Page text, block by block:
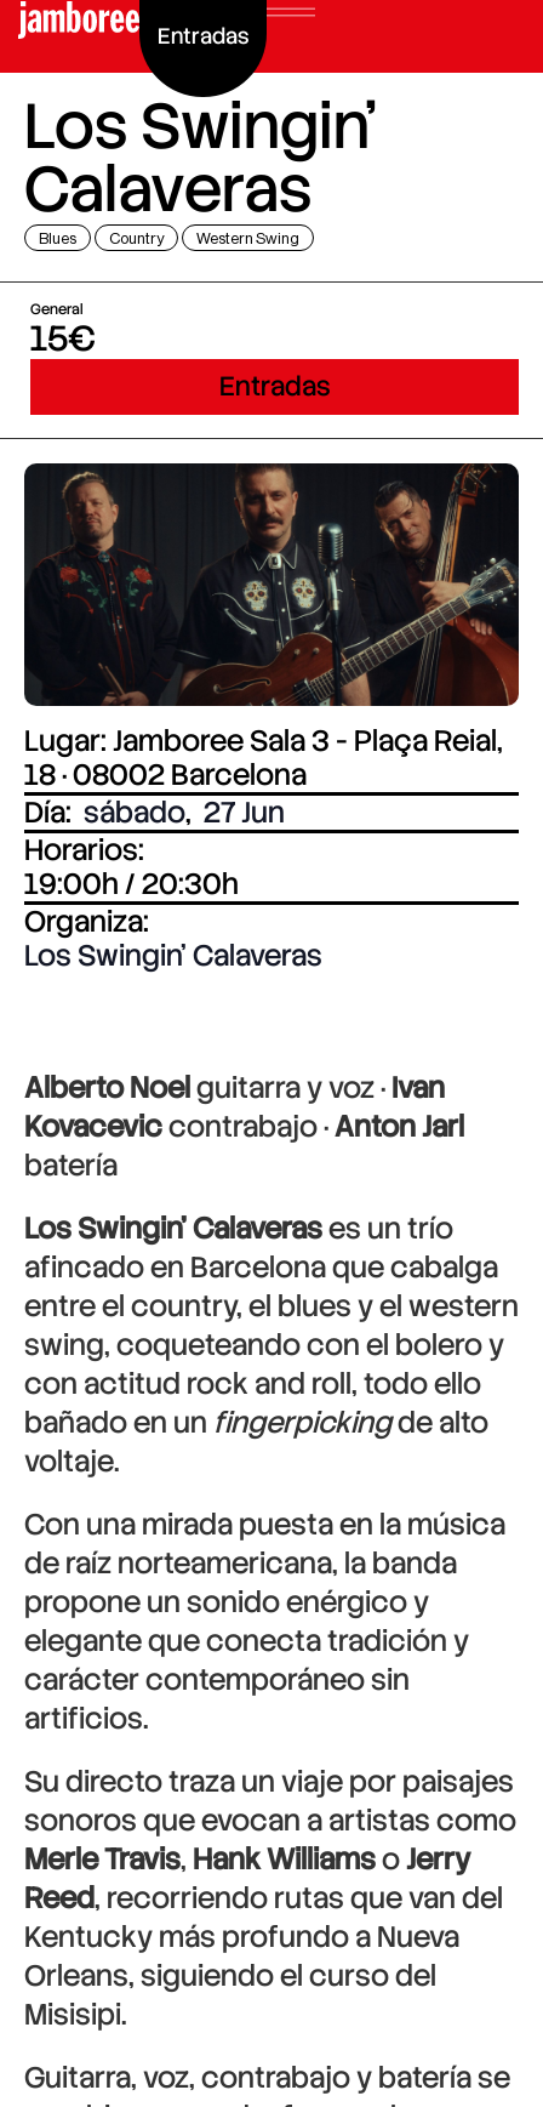
Entradas
Los Swingin’
Calaveras
Blues Country Western Swing
General
15€
Entradas
Lugar: Jamboree Sala 3 - Plaça Reial,
18 · 08002 Barcelona
Día: sábado, 27 Jun
Horarios:
19:00h / 20:30h
Organiza:
Los Swingin’ Calaveras
Alberto Noelguitarra y voz ·Ivan
Kovaceviccontrabajo ·Anton Jarl
batería
Los Swingin’ Calaverases un trío
afincado en Barcelona que cabalga
entre el country, el blues y el western
swing, coqueteando con el bolero y
con actitud rock and roll, todo ello
bañado en un fingerpickingde alto
voltaje.
Con una mirada puesta en la música
de raíz norteamericana, la banda
propone un sonido enérgico y
elegante que conecta tradición y
carácter contemporáneo sin
artificios.
Su directo traza un viaje por paisajes
sonoros que evocan a artistas como
Merle Travis, Hank WilliamsoJerry
Reed, recorriendo rutas que van del
Kentucky más profundo a Nueva
Orleans, siguiendo el curso del
Misisipi.
Guitarra, voz, contrabajo y batería se